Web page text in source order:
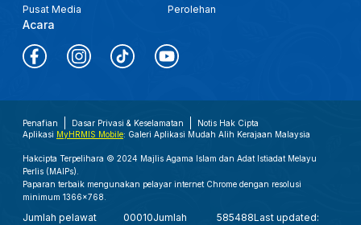
Pusat Media
Acara
Perolehan
Penafian Dasar Privasi & Keselamatan
Notis Hak Cipta
Aplikasi MyHRMIS Mobile: Galeri Aplikasi Mudah Alih Kerajaan Malaysia
Hakcipta Terpelihara © 2024 Majlis Agama Islam dan Adat Istiadat Melayu
Perlis (MAIPs).
Paparan terbaik mengunakan pelayar internet Chrome dengan resolusi
minimum 1366x768.
Jumlah pelawat 00010Jumlah 585488Last updated: